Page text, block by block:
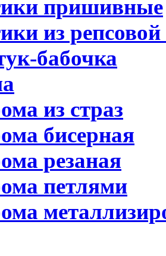
пришивные
из
бабочка
из страз
бисерная
резаная
петлями